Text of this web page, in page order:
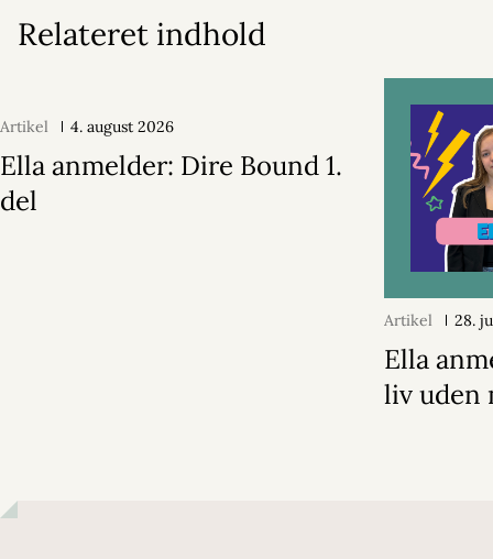
Relateret indhold
Artikel 4. august 2026
Ella anmelder: Dire Bound 1.
del
Artikel 28.
Ella
liv uden